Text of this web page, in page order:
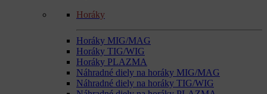
Horáky
Horáky MIG/MAG
Horáky TIG/WIG
Horáky PLAZMA
Náhradné diely na horáky MIG/MAG
Náhradné diely na horáky TIG/WIG